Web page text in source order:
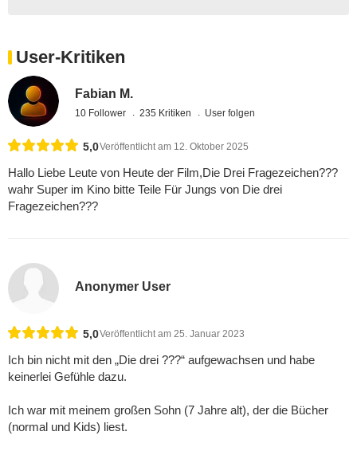
User-Kritiken
Fabian M.
10 Follower 235 Kritiken User folgen
5,0Veröffentlicht am 12. Oktober 2025
Hallo Liebe Leute von Heute der Film,Die Drei Fragezeichen???
wahr Super im Kino bitte Teile Für Jungs von Die drei
Fragezeichen???
Anonymer User
5,0Veröffentlicht am 25. Januar 2023
Ich bin nicht mit den „Die drei ???“ aufgewachsen und habe
keinerlei Gefühle dazu.
Ich war mit meinem großen Sohn (7 Jahre alt), der die Bücher
(normal und Kids) liest.